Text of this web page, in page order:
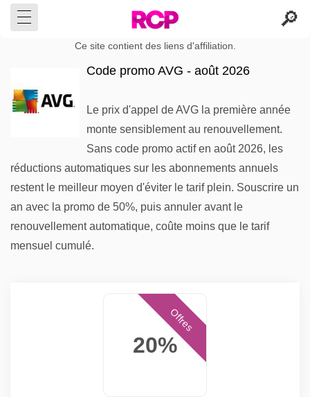
Ce site contient des liens d'affiliation.
Code promo AVG - août 2026
Le prix d'appel de AVG la première année
monte sensiblement au renouvellement.
Sans code promo actif en août 2026, les
réductions automatiques sur les abonnements annuels
restent le meilleur moyen d'éviter le tarif plein. Souscrire un
an avec la promo de 50%, puis annuler avant le
renouvellement automatique, coûte moins que le tarif
mensuel cumulé.
20%
Offres